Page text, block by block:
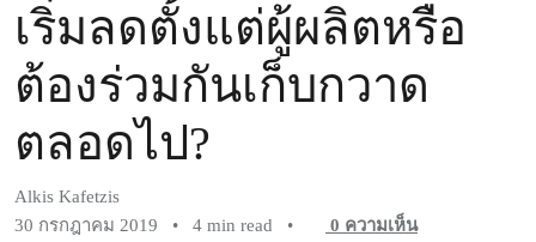
เริ่มลดตั้งแต่ผู้ผลิตหรือ
ต้องร่วมกันเก็บกวาด
ตลอดไป?
Alkis Kafetzis
30 กรกฎาคม 2019
• 4 min read • 0 ความเห็น